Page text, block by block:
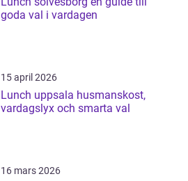
goda val i vardagen
15 april 2026
Lunch uppsala husmanskost,
vardagslyx och smarta val
16 mars 2026